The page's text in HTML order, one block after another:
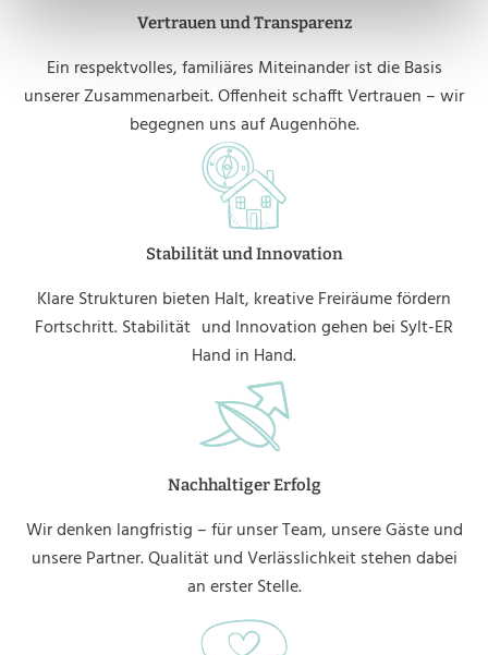
Vertrauen und Transparenz
Ein respektvolles, familiäres Miteinander ist die Basis
unserer Zusammenarbeit. Offenheit schafft Vertrauen – wir
begegnen uns auf Augenhöhe.
Stabilität und Innovation
Klare Strukturen bieten Halt, kreative Freiräume fördern
Fortschritt. Stabilität und Innovation gehen bei Sylt-ER
Hand in Hand.
Nachhaltiger Erfolg
Wir denken langfristig – für unser Team, unsere Gäste und
unsere Partner. Qualität und Verlässlichkeit stehen dabei
an erster Stelle.